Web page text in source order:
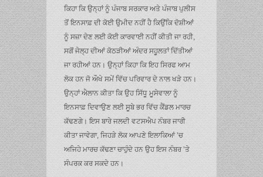
ਕਿਹਾ ਕਿ ਉਨ੍ਹਾਂ ਨੂੰ ਪੰਜਾਬ ਸਰਕਾਰ ਅਤੇ ਪੰਜਾਬ ਪੁਲੀਸ
ਤੋਂ ਇਨਸਾਫ਼ ਦੀ ਕੋਈ ਉਮੀਦ ਨਹੀਂ ਹੈ ਕਿਉਂਕਿ ਦੋਸ਼ੀਆਂ
ਨੂੰ ਸਜ਼ਾ ਦੇਣ ਲਈ ਕੋਈ ਕਾਰਵਾਈ ਨਹੀਂ ਕੀਤੀ ਜਾ ਰਹੀ,
ਸਗੋਂ ਜੇਲ੍ਹ ਦੀਆਂ ਕੋਠੜੀਆਂ ਅੰਦਰ ਸਹੂਲਤਾਂ ਦਿੱਤੀਆਂ
ਜਾ ਰਹੀਆਂ ਹਨ। ਉਨ੍ਹਾਂ ਕਿਹਾ ਕਿ ਇਹ ਸਿਰਫ ਆਮ
ਲੋਕ ਹਨ ਜੋ ਔਖੇ ਸਮੇਂ ਵਿੱਚ ਪਰਿਵਾਰ ਦੇ ਨਾਲ ਖੜੇ ਹਨ।
ਉਨ੍ਹਾਂ ਐਲਾਨ ਕੀਤਾ ਕਿ ਉਹ ਸਿੱਧੂ ਮੂਸੇਵਾਲਾ ਨੂੰ
ਇਨਸਾਫ਼ ਦਿਵਾਉਣ ਲਈ ਸੂਬੇ ਭਰ ਵਿੱਚ ਕੈਂਡਲ ਮਾਰਚ
ਕੱਢਣਗੇ। ਇਸ ਬਾਰੇ ਜਲਦੀ ਵਟਸਐਪ ਨੰਬਰ ਜਾਰੀ
ਕੀਤਾ ਜਾਵੇਗਾ, ਜਿਹੜੇ ਲੋਕ ਆਪਣੇ ਇਲਾਕਿਆਂ ’ਚ
ਅਜਿਹੇ ਮਾਰਚ ਕੱਢਣਾ ਚਾਹੁੰਦੇ ਹਨ ਉਹ ਇਸ ਨੰਬਰ ’ਤੇ
ਸੰਪਰਕ ਕਰ ਸਕਦੇ ਹਨ।